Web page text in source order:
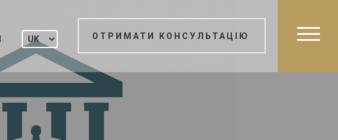
ОТРИМАТИ КОНСУЛЬТАЦІЮ